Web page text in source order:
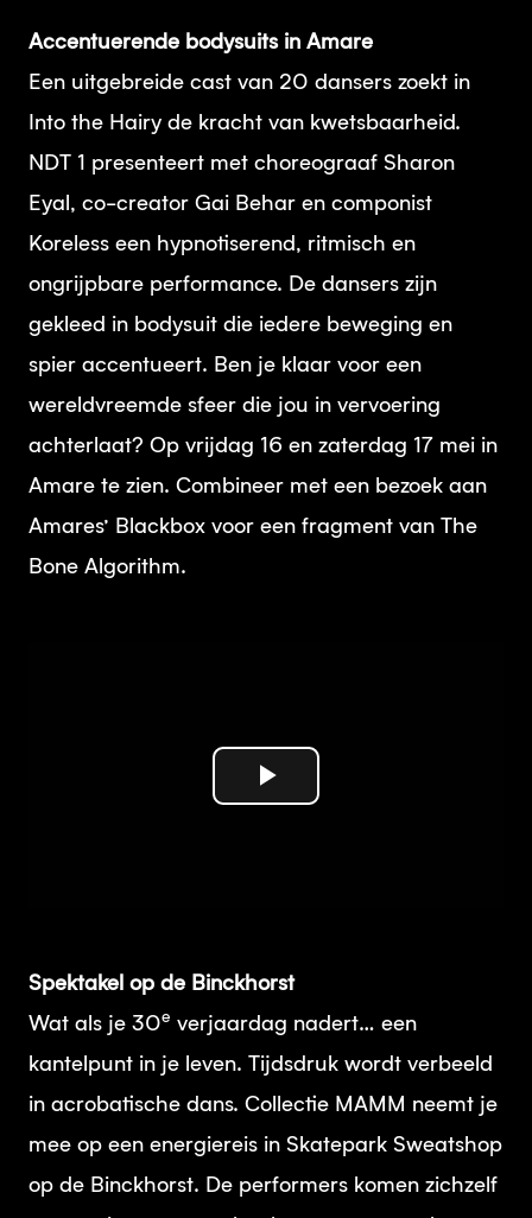
Accentuerende bodysuits in Amare
Een uitgebreide cast van 20 dansers zoekt in
Into the Hairy de kracht van kwetsbaarheid.
NDT 1 presenteert met choreograaf Sharon
Eyal, co-creator Gai Behar en componist
Koreless een hypnotiserend, ritmisch en
ongrijpbare performance. De dansers zijn
gekleed in bodysuit die iedere beweging en
spier accentueert. Ben je klaar voor een
wereldvreemde sfeer die jou in vervoering
achterlaat? Op vrijdag 16 en zaterdag 17 mei in
Amare te zien. Combineer met een bezoek aan
Amares’ Blackbox voor een fragment van The
Bone Algorithm.
Play
Spektakel op de Binckhorst
Wat als je 30e verjaardag nadert… een
kantelpunt in je leven. Tijdsdruk wordt verbeeld
in acrobatische dans. Collectie MAMM neemt je
mee op een energiereis in Skatepark Sweatshop
op de Binckhorst. De performers komen zichzelf